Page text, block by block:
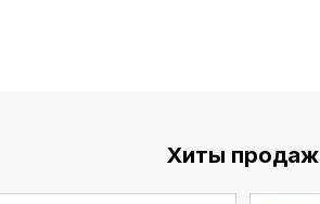
Хиты продаж